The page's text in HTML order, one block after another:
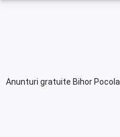
Anunturi gratuite Bihor Pocola